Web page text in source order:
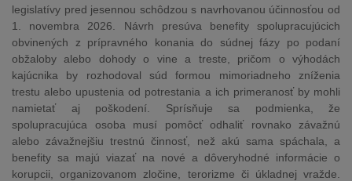
legislatívy pred jesennou schôdzou s navrhovanou účinnosťou od
1. novembra 2026. Návrh presúva benefity spolupracujúcich
obvinených z prípravného konania do súdnej fázy po podaní
obžaloby alebo dohody o vine a treste, pričom o výhodách
kajúcnika by rozhodoval súd formou mimoriadneho zníženia
trestu alebo upustenia od potrestania a ich primeranosť by mohli
namietať aj poškodení. Sprísňuje sa podmienka, že
spolupracujúca osoba musí pomôcť odhaliť rovnako závažnú
alebo závažnejšiu trestnú činnosť, než akú sama spáchala, a
benefity sa majú viazať na nové a dôveryhodné informácie o
korupcii, organizovanom zločine, terorizme či úkladnej vražde.